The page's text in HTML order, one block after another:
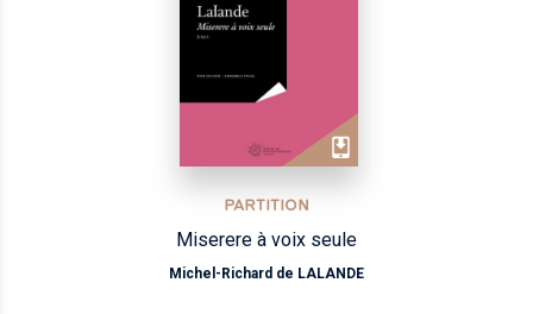
PARTITION
Miserere à voix seule
Michel-Richard de LALANDE